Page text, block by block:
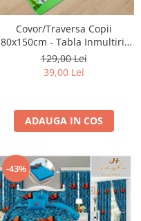
Covor/Traversa Copii
80x150cm - Tabla Inmultirii
Colorata
129,00 Lei
39,00 Lei
ADAUGA IN COS
-43%